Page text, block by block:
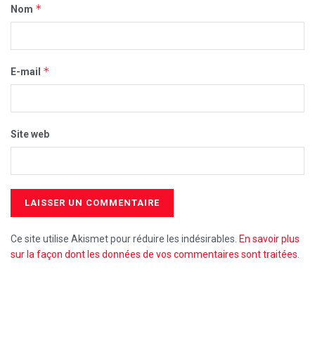
Nom *
E-mail *
Site web
Ce site utilise Akismet pour réduire les indésirables. En savoir plus
sur la façon dont les données de vos commentaires sont traitées.